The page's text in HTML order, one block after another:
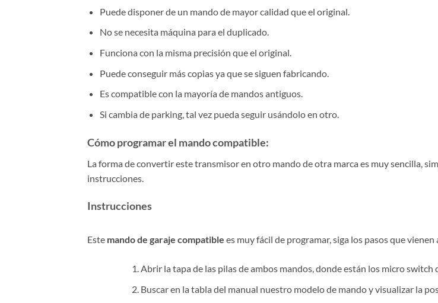
Puede disponer de un mando de mayor calidad que el original.
No se necesita máquina para el duplicado.
Funciona con la misma precisión que el original.
Puede conseguir más copias ya que se siguen fabricando.
Es compatible con la mayoría de mandos antiguos.
Si cambia de parking, tal vez pueda seguir usándolo en otro.
Cómo programar el mando compatible:
La forma de convertir este transmisor en otro mando de otra marca es muy sencilla,
instrucciones.
Instrucciones
Este mando de garaje compatible es muy fácil de programar, siga los pasos que
Abrir la tapa de las pilas de ambos mandos, donde están los micro switch
Buscar en la tabla del manual nuestro modelo de mando y visualizar la